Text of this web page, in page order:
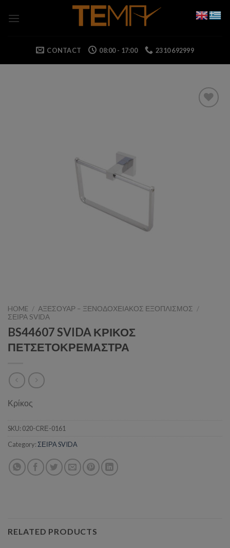
CONTACT 08:00 - 17:00 2310 692999
HOME / ΑΞΕΣΟΥΑΡ – ΞΕΝΟΔΟΧΕΙΑΚΟΣ ΕΞΟΠΛΙΣΜΟΣ /
ΣΕΙΡΑ SVIDA
BS44607 SVIDA ΚΡΙΚΟΣ
ΠΕΤΣΕΤΟΚΡΕΜΑΣΤΡΑ
Κρίκος
SKU: 020-CRΕ-0161
Category:ΣΕΙΡΑ SVIDA
RELATED PRODUCTS